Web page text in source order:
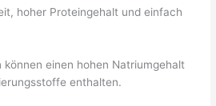
hoher Proteingehalt und einfach
können einen hohen Natriumgehalt
enthalten.